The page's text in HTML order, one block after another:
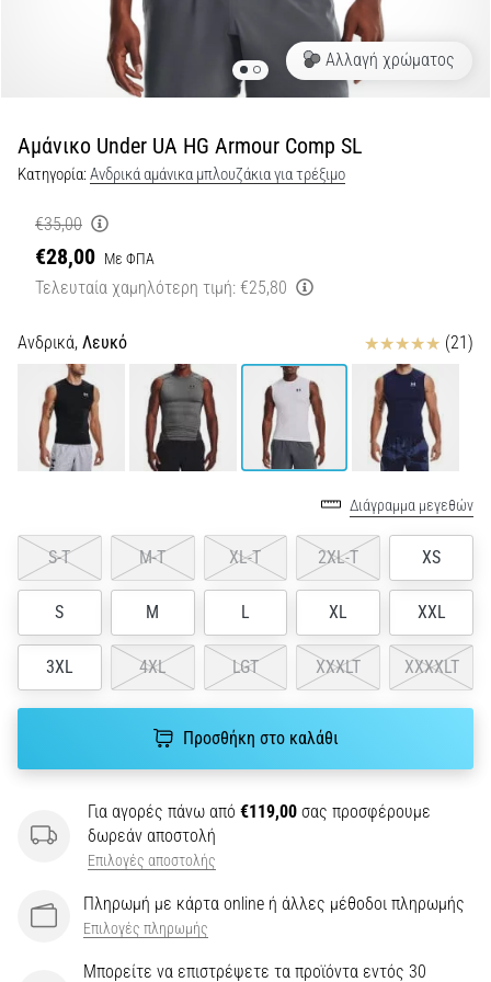
test:
Τι
είναι
και
πώς
εκτελούνται;
το
shuttle
δοκιμάζει
την
ταχύτητα,
και
τις
αλλαγές
κατεύθυνσης.
Πώς
εκτελείται
σωστά,
…
6. 8. 2026
29 λεπτά ανάγνωσης
Δρομέα:
Αντιμετώπιση
Αλλαγή χρώματος
Αμάνικο Under UA HG Armour Comp SL
Κατηγορία:Ανδρικά αμάνικα μπλουζάκια για τρέξιμο
€35,00
€28,00 Με ΦΠΑ
Τελευταία χαμηλότερη τιμή: €25,80
Ανδρικά, Λευκό Κριτικές (21)
Διάγραμμα μεγεθών
S-T M-T XL-T 2XL-T XS
S M L XL XXL
3XL 4XL LGT XXXLT XXXXLT
Προσθήκη στο καλάθι
Για αγορές πάνω από €119,00 σας προσφέρουμε
δωρεάν αποστολή
Επιλογές αποστολής
Πληρωμή με κάρτα online ή άλλες μέθοδοι πληρωμής
Επιλογές πληρωμής
Μπορείτε να επιστρέψετε τα προϊόντα εντός 30